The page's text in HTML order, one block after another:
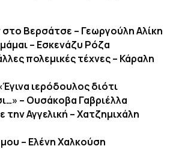
στο Βερσάτσε – Γεωργούλη Αλίκη
– Εσκενάζυ Ρόζα
πολεμικές τέχνες – Κάραλη
ιερόδουλος διότι
– Ουσάκοβα Γαβριέλλα
την Αγγελική – Χατζημιχάλη
– Ελένη Χαλκούση